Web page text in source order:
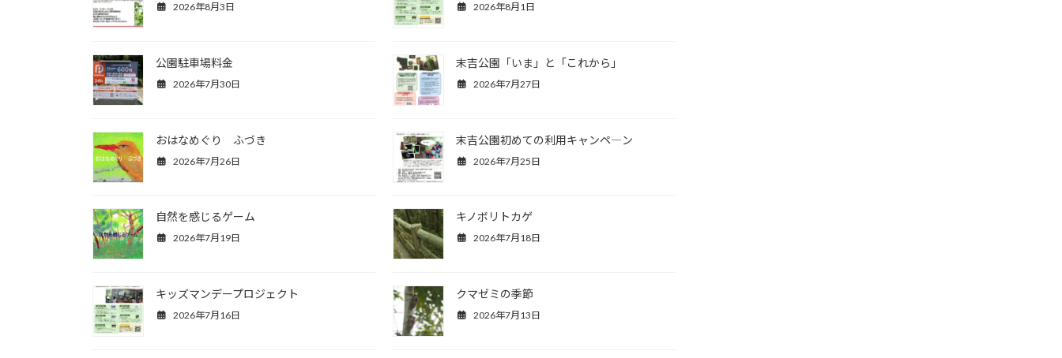
2026年8月3日 2026年8月1日
公園駐車場料金
2026年7月30日
末吉公園「いま」と「これから」
2026年7月27日
おはなめぐり ふづき
2026年7月26日
末吉公園初めての利用キャンペ―ン
2026年7月25日
自然を感じるゲーム
2026年7月19日
キノボリトカゲ
2026年7月18日
キッズマンデープロジェクト
2026年7月16日
クマゼミの季節
2026年7月13日